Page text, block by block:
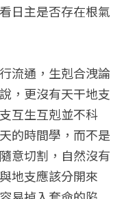
藏版
日主是否存在根氣
流通，生剋合洩論
，更沒有天干地支
互生互剋並不科
的時間學，而不是
意切割，自然沒有
地支應該分開來